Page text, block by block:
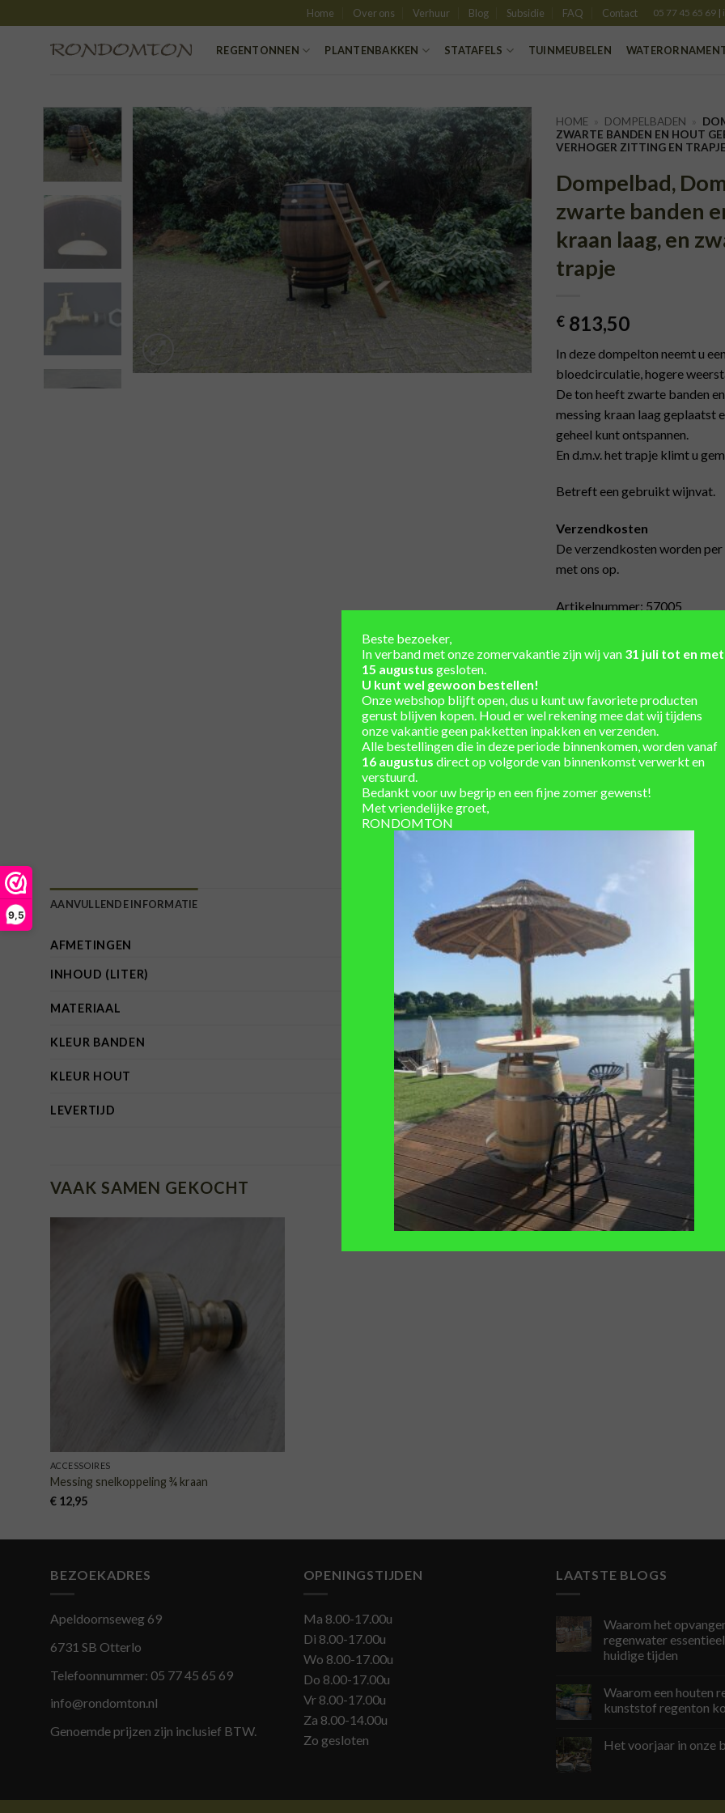
9,5
to
Home Over ons Verhuur Blog Subsidie FAQ Contact 05 77 45 65 69 |
REGENTONNEN PLANTENBAKKEN STATAFELS TUINMEUBELEN
TOEVOEGEN
VERLANGLIJST
HOME » DOMPELBADEN »
ZWARTE BANDEN EN HOUT
VERHOGER ZITTING EN TRAPJE
Dompelbad,
zwarte banden
kraan laag, en
trapje
€ 813,50
In deze dompelton neemt u
bloedcirculatie, hogere
De ton heeft zwarte banden
messing kraan laag geplaatst
geheel kunt ontspannen.
En d.m.v. het trapje klimt u
Betreft een gebruikt wijnvat.
Verzendkosten
De verzendkosten worden
met ons op.
Artikelnummer: 57005
Unieke regentonnen uit
Winkel en showtuin in de
Eigen werkplaats voor
Verzending berekend in
AANVULLENDE INFORMATIE
AFMETINGEN Hoogte 100 cm x Diameter 76 cm
INHOUD (LITER)
MATERIAAL Eiken hout – gebruikt
KLEUR BANDEN behandeld, zwart
KLEUR HOUT behandeld, bruin, gebeitst
LEVERTIJD showmodel in winkel, 6-10 werkdagen
VAAK SAMEN GEKOCHT
ACCESSOIRES
Messing snelkoppeling ¾ kraan
€12,95
BEZOEKADRES
Apeldoornseweg 69
6731 SB Otterlo
Telefoonnummer: 05 77 45 65 69
info@rondomton.nl
Genoemde prijzen zijn inclusief BTW.
OPENINGSTIJDEN
Ma 8.00-17.00u
Di 8.00-17.00u
Wo 8.00-17.00u
Do 8.00-17.00u
Vr 8.00-17.00u
Za 8.00-14.00u
Zo gesloten
LAATSTE BLOGS
Waarom het
regenwater
huidige tijden
Waarom een houten
kunststof regenton
Het voorjaar in onze
Beste bezoeker,
In verband met onze zomervakantie zijn wij van 31 juli tot en met
15 augustus gesloten.
U kunt wel gewoon bestellen!
Onze webshop blijft open, dus u kunt uw favoriete producten
gerust blijven kopen. Houd er wel rekening mee dat wij tijdens
onze vakantie geen pakketten inpakken en verzenden.
Alle bestellingen die in deze periode binnenkomen, worden vanaf
16 augustus direct op volgorde van binnenkomst verwerkt en
verstuurd.
Bedankt voor uw begrip en een fijne zomer gewenst!
Met vriendelijke groet,
RONDOMTON